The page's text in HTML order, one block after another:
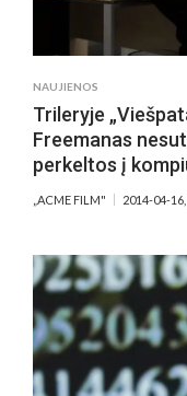
NAUJIENOS
Trileryje
Freemanas
perkeltos į
„ACME FILM" 2014-04-